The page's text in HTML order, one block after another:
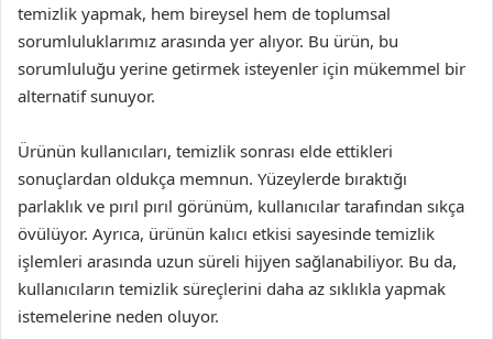
temizlik yapmak, hem bireysel hem de toplumsal
sorumluluklarımız arasında yer alıyor. Bu ürün, bu
sorumluluğu yerine getirmek isteyenler için mükemmel bir
alternatif sunuyor.
Ürünün kullanıcıları, temizlik sonrası elde ettikleri
sonuçlardan oldukça memnun. Yüzeylerde bıraktığı
parlaklık ve pırıl pırıl görünüm, kullanıcılar tarafından sıkça
övülüyor. Ayrıca, ürünün kalıcı etkisi sayesinde temizlik
işlemleri arasında uzun süreli hijyen sağlanabiliyor. Bu da,
kullanıcıların temizlik süreçlerini daha az sıklıkla yapmak
istemelerine neden oluyor.